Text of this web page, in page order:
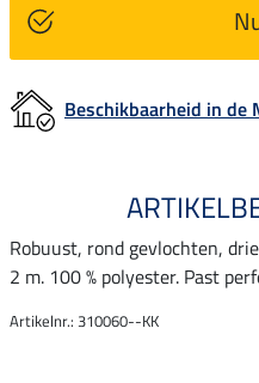
Beschikbaarheid in de
Robuust, rond gevlochten,
2 m. 100 % polyester. Past
Artikelnr.: 310060--KK